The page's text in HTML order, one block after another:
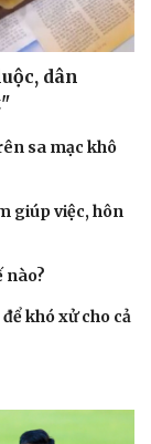
dân
sa mạc khô
giúp việc, hôn
nào?
khó xử cho cả